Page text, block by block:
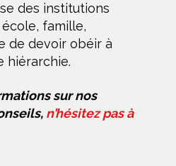
des institutions
famille,
de devoir obéir à
hiérarchie.
sur nos
n’hésitez pas à